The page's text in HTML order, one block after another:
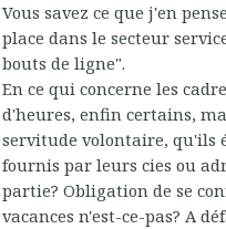
Vous savez ce que j'en
place dans le secteur
bouts de ligne".
En ce qui concerne les
d'heures, enfin certains,
servitude volontaire, qu'ils
fournis par leurs cies ou
partie? Obligation de se
vacances n'est-ce-pas? A